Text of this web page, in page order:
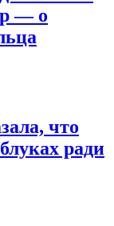
— о
что
ради